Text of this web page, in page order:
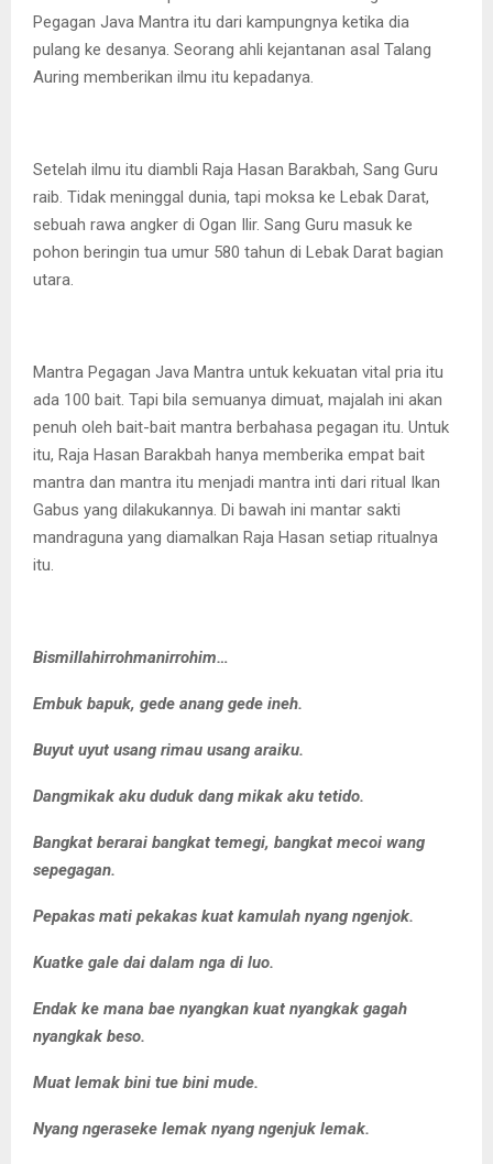
Pegagan Java Mantra itu dari kampungnya ketika dia
pulang ke desanya. Seorang ahli kejantanan asal Talang
Auring memberikan ilmu itu kepadanya.
Setelah ilmu itu diambli Raja Hasan Barakbah, Sang Guru
raib. Tidak meninggal dunia, tapi moksa ke Lebak Darat,
sebuah rawa angker di Ogan Ilir. Sang Guru masuk ke
pohon beringin tua umur 580 tahun di Lebak Darat bagian
utara.
Mantra Pegagan Java Mantra untuk kekuatan vital pria itu
ada 100 bait. Tapi bila semuanya dimuat, majalah ini akan
penuh oleh bait-bait mantra berbahasa pegagan itu. Untuk
itu, Raja Hasan Barakbah hanya memberika empat bait
mantra dan mantra itu menjadi mantra inti dari ritual Ikan
Gabus yang dilakukannya. Di bawah ini mantar sakti
mandraguna yang diamalkan Raja Hasan setiap ritualnya
itu.
Bismillahirrohmanirrohim…
Embuk bapuk, gede anang gede ineh.
Buyut uyut usang rimau usang araiku.
Dangmikak aku duduk dang mikak aku tetido.
Bangkat berarai bangkat temegi, bangkat mecoi wang
sepegagan.
Pepakas mati pekakas kuat kamulah nyang ngenjok.
Kuatke gale dai dalam nga di luo.
Endak ke mana bae nyangkan kuat nyangkak gagah
nyangkak beso.
Muat lemak bini tue bini mude.
Nyang ngeraseke lemak nyang ngenjuk lemak.